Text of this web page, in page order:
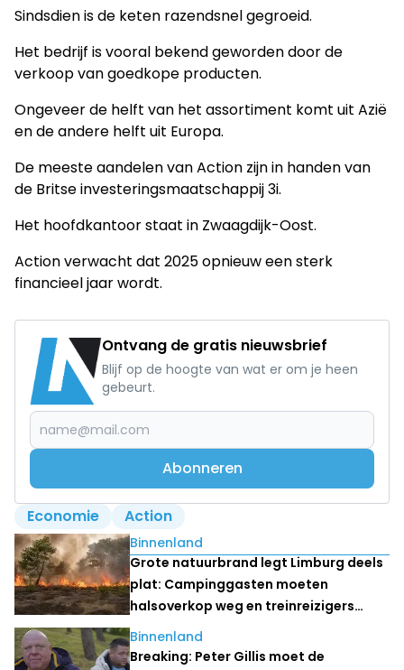
Sindsdien is de keten razendsnel gegroeid.
Het bedrijf is vooral bekend geworden door de
verkoop van goedkope producten.
Ongeveer de helft van het assortiment komt uit Azië
en de andere helft uit Europa.
De meeste aandelen van Action zijn in handen van
de Britse investeringsmaatschappij 3i.
Het hoofdkantoor staat in Zwaagdijk-Oost.
Action verwacht dat 2025 opnieuw een sterk
financieel jaar wordt.
Ontvang de gratis nieuwsbrief
Blijf op de hoogte van wat er om je heen
gebeurt.
Abonneren
Economie Action
Lees ook
Binnenland
Grote natuurbrand legt Limburg deels
plat: Campinggasten moeten
halsoverkop weg en treinreizigers
stranden
Binnenland
Breaking: Peter Gillis moet de